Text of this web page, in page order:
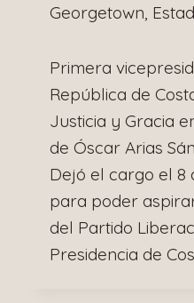
Georgetown,
Primera
República de
Justicia y Gracia
de Óscar Arias
Dejó el cargo el 8
para poder
del Partido
Presidencia de